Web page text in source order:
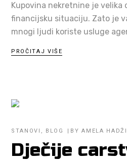
Kupovina nekretnine je
financijsku situaciju. Zato je
mnogi ljudi koriste usluge
PROČITAJ VIŠE
STANOVI , BLOG BYAMELA
Dječije